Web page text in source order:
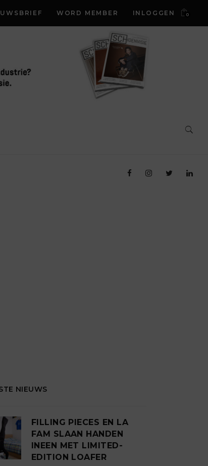
WORD MEMBER INLOGGEN 0
NIEUWS
FILLING PIECES EN LA
FAM SLAAN HANDEN
INEEN MET LIMITED-
EDITION LOAFER